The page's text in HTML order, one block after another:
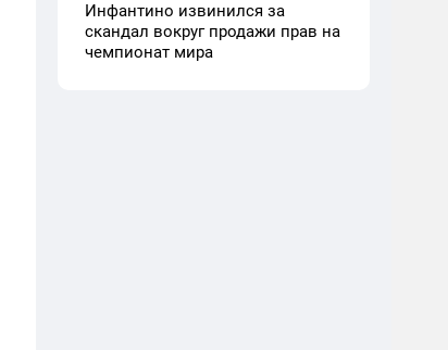
Инфантино извинился за
скандал вокруг продажи прав на
чемпионат мира